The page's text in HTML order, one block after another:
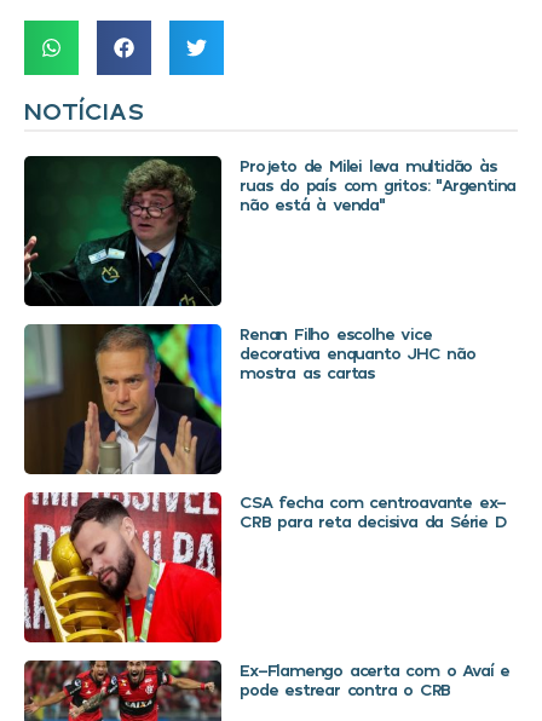
NOTÍCIAS
Projeto de Milei leva multidão às
ruas do país com gritos: “Argentina
não está à venda”
Renan Filho escolhe vice
decorativa enquanto JHC não
mostra as cartas
CSA fecha com centroavante ex-
CRB para reta decisiva da Série D
Ex-Flamengo acerta com o Avaí e
pode estrear contra o CRB